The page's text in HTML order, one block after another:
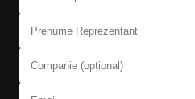
Prenume Reprezentant
Companie (opțional)
Email